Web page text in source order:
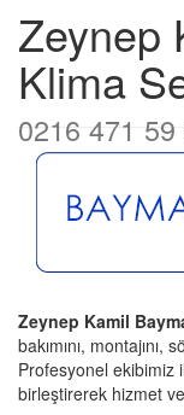
Zeynep
Klima
0216 471 59
Zeynep Kamil
bakımını,
Profesyonel ekibimiz
birleştirerek hizmet